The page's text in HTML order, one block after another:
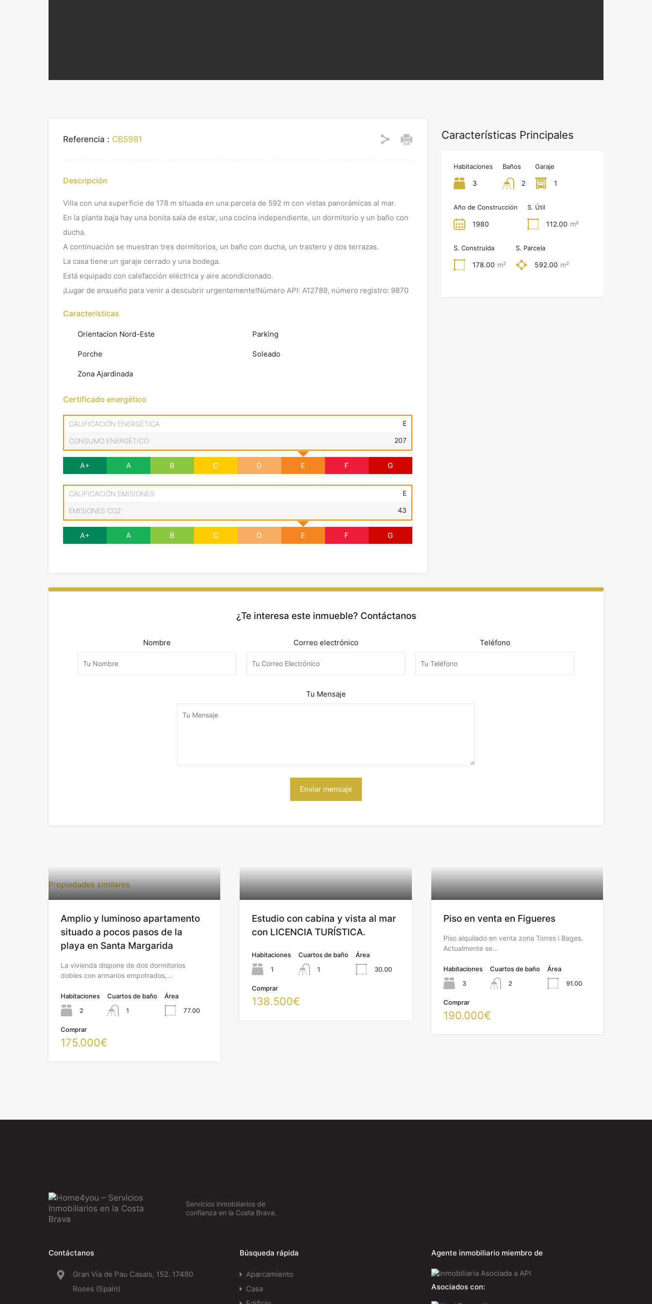
Referencia : CB5981
Descripción
Villa con una superficie de 178 m situada en una parcela de 592 m con vistas panorámicas al mar.
En la planta baja hay una bonita sala de estar, una cocina independiente, un dormitorio y un baño con
ducha.
A continuación se muestran tres dormitorios, un baño con ducha, un trastero y dos terrazas.
La casa tiene un garaje cerrado y una bodega.
Está equipado con calefacción eléctrica y aire acondicionado.
¡Lugar de ensueño para venir a descubrir urgentemente!Número API: A12789, número registro: 9870
Características
Orientacion Nord-Este Parking
Porche Soleado
Zona Ajardinada
Certificado energético
CALIFICACIÓN ENERGÉTICA: E
CONSUMO ENERGÉTICO: 207
A+ A B C D E F G
CALIFICACIÓN EMISIONES: E
EMISIONES CO2: 43
A+ A B C D E F G
Características Principales
Habitaciones
3
Baños
2
Garaje
1
Año de Construcción
1980
S. Útil
112.00 m²
S. Construida
178.00 m²
S. Parcela
592.00 m²
¿Te interesa este inmueble? Contáctanos
Nombre Correo electrónico Teléfono
Tu Mensaje
Propiedades similares
Amplio y luminoso apartamento
situado a pocos pasos de la
playa en Santa Margarida
La vivienda dispone de dos dormitorios
dobles con armarios empotrados,…
Habitaciones
2
Cuartos de baño
1
Área
77.00
Comprar
175.000€
Estudio con cabina y vista al mar
con LICENCIA TURÍSTICA.
Habitaciones
1
Cuartos de baño
1
Área
30.00
Comprar
138.500€
Piso en venta en Figueres
Piso alquilado en venta zona Torres i Bages.
Actualmente se…
Habitaciones
3
Cuartos de baño
2
Área
91.00
Comprar
190.000€
Servicios inmobiliarios de
confianza en la Costa Brava.
Contáctanos
Gran Via de Pau Casals, 152. 17480
Roses (Spain)
Búsqueda rápida
Aparcamiento
Casa
Agente inmobiliario miembro de
Asociados con: